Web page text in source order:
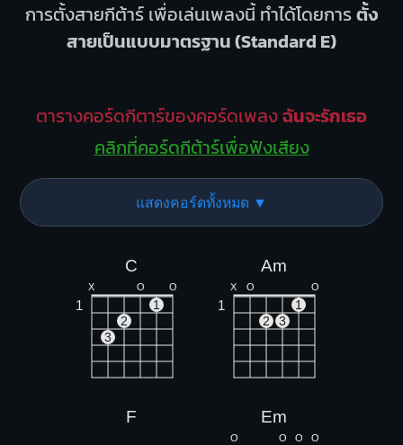
การตั้งสายกีต้าร์ เพื่อเล่นเพลงนี้ ทำได้โดยการตั้ง
สายเป็นแบบมาตรฐาน (Standard E)
ตารางคอร์ดกีตาร์ของคอร์ดเพลงฉันจะรักเธอ
คลิกที่คอร์ดกีต้าร์เพื่อฟังเสียง
แสดงคอร์ดทั้งหมด ▼
C
X O O
1
1
2
3
Am
X O O
1
1
2
3
F Em
O O O O